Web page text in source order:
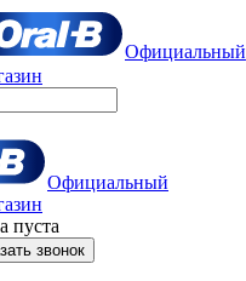
Официальный
Официальный
пуста
звонок